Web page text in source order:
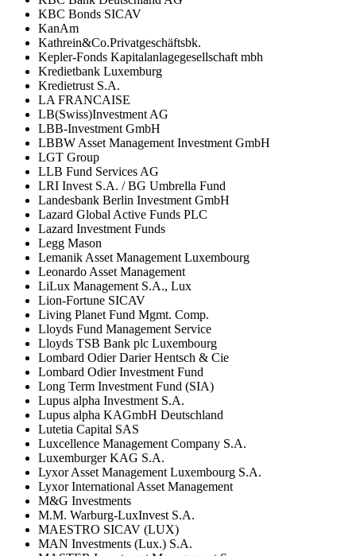
KBC Bonds SICAV
KanAm
Kathrein&Co.Privatgeschäftsbk.
Kepler-Fonds Kapitalanlagegesellschaft mbh
Kredietbank Luxemburg
Kredietrust S.A.
LA FRANCAISE
LB(Swiss)Investment AG
LBB-Investment GmbH
LBBW Asset Management Investment GmbH
LGT Group
LLB Fund Services AG
LRI Invest S.A. / BG Umbrella Fund
Landesbank Berlin Investment GmbH
Lazard Global Active Funds PLC
Lazard Investment Funds
Legg Mason
Lemanik Asset Management Luxembourg
Leonardo Asset Management
LiLux Management S.A., Lux
Lion-Fortune SICAV
Living Planet Fund Mgmt. Comp.
Lloyds Fund Management Service
Lloyds TSB Bank plc Luxembourg
Lombard Odier Darier Hentsch & Cie
Lombard Odier Investment Fund
Long Term Investment Fund (SIA)
Lupus alpha Investment S.A.
Lupus alpha KAGmbH Deutschland
Lutetia Capital SAS
Luxcellence Management Company S.A.
Luxemburger KAG S.A.
Lyxor Asset Management Luxembourg S.A.
Lyxor International Asset Management
M&G Investments
M.M. Warburg-LuxInvest S.A.
MAESTRO SICAV (LUX)
MAN Investments (Lux.) S.A.